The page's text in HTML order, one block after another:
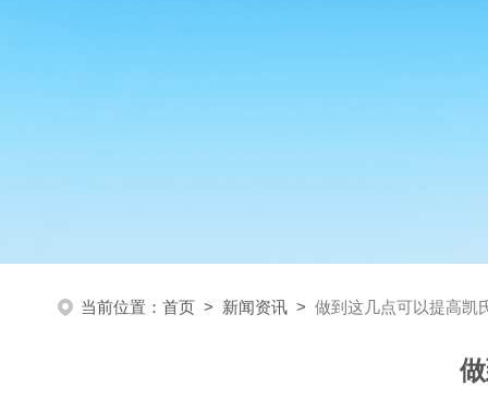
当前位置： 首页 > 新闻资讯 > 做到这几点可以提高凯